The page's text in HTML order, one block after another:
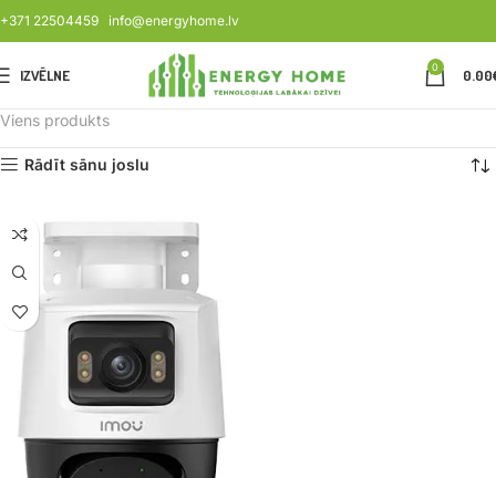
+371 22504459 info@energyhome.lv
IZVĒLNE 0 0.00
Viens produkts
Rādīt sānu joslu